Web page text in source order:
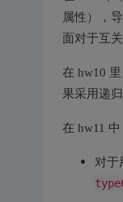
属性），
面对于互
在 hw10
果采用递
在 hw11
对于